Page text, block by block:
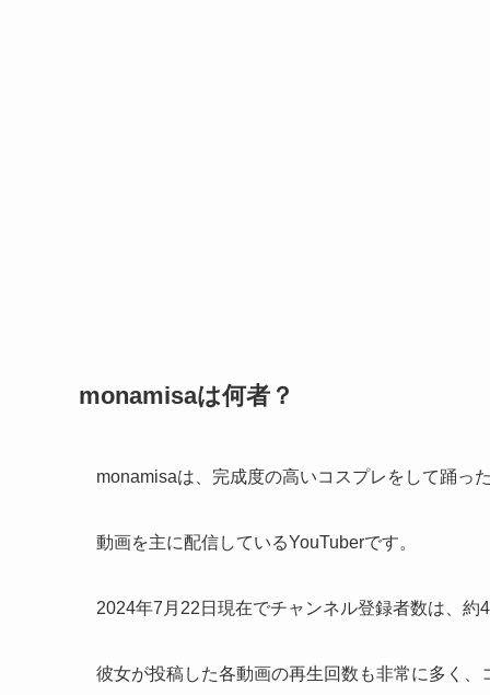
monamisaは何者？
monamisaは、完成度の高いコスプレをして踊っ
動画を主に配信しているYouTuberです。
2024年7月22日現在でチャンネル登録者数は、約
彼女が投稿した各動画の再生回数も非常に多く、